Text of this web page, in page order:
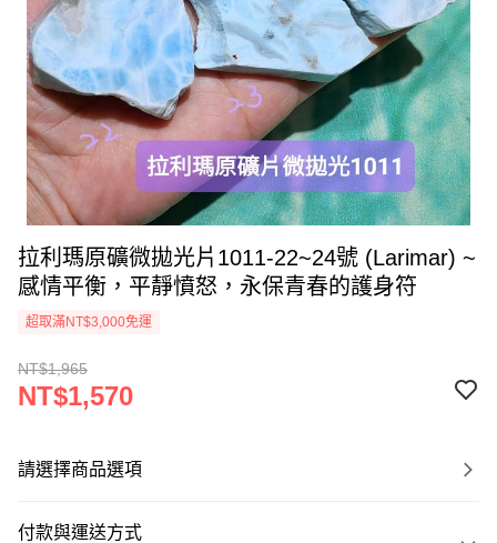
拉利瑪原礦微拋光片1011-22~24號 (Larimar) ~
感情平衡，平靜憤怒，永保青春的護身符
超取滿NT$3,000免運
NT$1,965
NT$1,570
請選擇商品選項
付款與運送方式